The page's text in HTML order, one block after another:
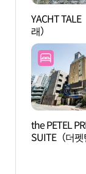
YACHT
래）
the PETEL
SUITE（더